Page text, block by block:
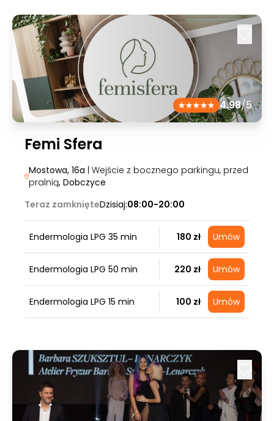
4.98/5
Femi Sfera
Mostowa, 16a | Wejście z bocznego parkingu, przed
pralnią, Dobczyce
Teraz zamknięteDzisiaj:08:00-20:00
Endermologia LPG 35 min 180 zł Umów
Endermologia LPG 50 min 220 zł Umów
Endermologia LPG 15 min 100 zł Umów